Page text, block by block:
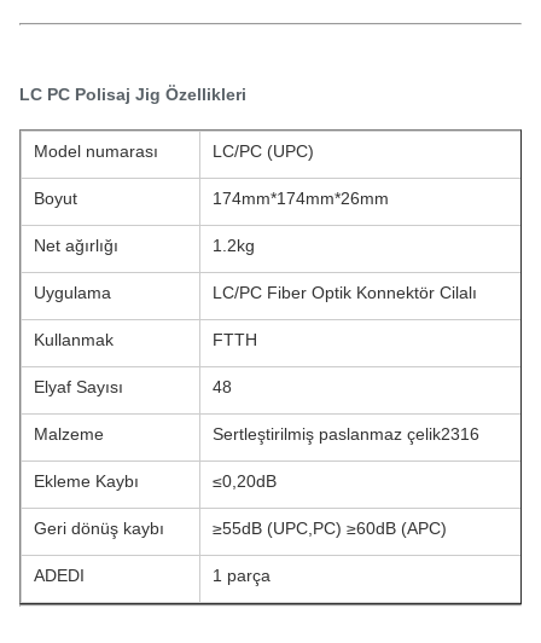
LC PC Polisaj Jig Özellikleri
Model numarası LC/PC (UPC)
Boyut 174mm*174mm*26mm
Net ağırlığı 1.2kg
Uygulama LC/PC Fiber Optik Konnektör Cilalı
Kullanmak FTTH
Elyaf Sayısı 48
Malzeme Sertleştirilmiş paslanmaz çelik2316
Ekleme Kaybı ≤0,20dB
Geri dönüş kaybı ≥55dB (UPC,PC) ≥60dB (APC)
ADEDI 1 parça